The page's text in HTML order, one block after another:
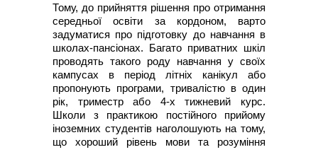
Тому, до прийняття рішення про отримання
середньої освіти за кордоном, варто
задуматися про підготовку до навчання в
школах-пансіонах. Багато приватних шкіл
проводять такого роду навчання у своїх
кампусах в період літніх канікул або
пропонують програми, тривалістю в один
рік, триместр або 4-х тижневий курс.
Школи з практикою постійного прийому
іноземних студентів наголошують на тому,
що хороший рівень мови та розуміння